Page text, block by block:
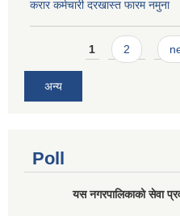
करार कर्मचारी दरखास्त फारम नमुना
Pages1 2
अन्य
Poll
यस नगरपालिकाको सेवा